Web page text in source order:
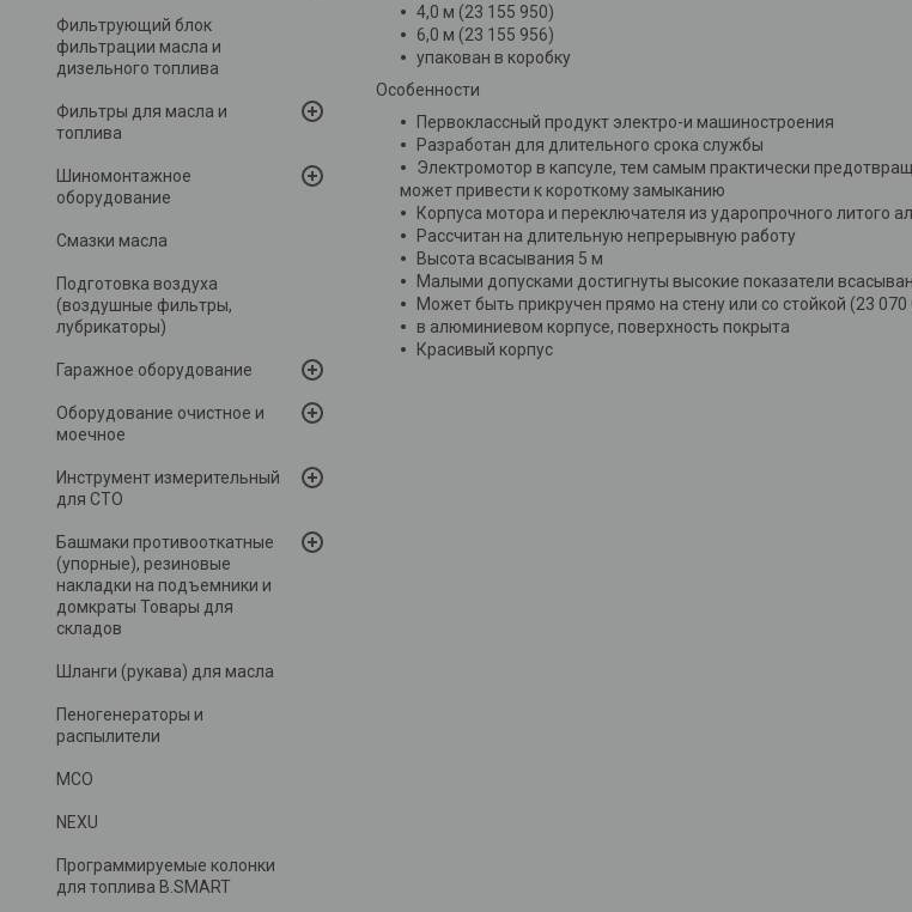
Фильтрующий блок
фильтрации масла и
дизельного топлива
Фильтры для масла и
топлива
Шиномонтажное
оборудование
Смазки масла
Подготовка воздуха
(воздушные фильтры,
лубрикаторы)
Гаражное оборудование
Оборудование очистное и
моечное
Инструмент измерительный
для СТО
Башмаки противооткатные
(упорные), резиновые
накладки на подъемники и
домкраты Товары для
складов
Шланги (рукава) для масла
Пеногенераторы и
распылители
MCO
NEXU
Программируемые колонки
для топлива B.SMART
4,0 м (23 155 950)
6,0 м (23 155 956)
упакован в коробку
Особенности
Первоклассный продукт электро-и машиностроения
Разработан для длительного срока службы
Электромотор в капсуле, тем самым практически
может привести к короткому замыканию
Корпуса мотора и переключателя из ударопрочного литого
Рассчитан на длительную непрерывную работу
Высота всасывания 5 м
Малыми допусками достигнуты высокие показатели
Может быть прикручен прямо на стену или со стойкой (23
в алюминиевом корпусе, поверхность покрыта
Красивый корпус